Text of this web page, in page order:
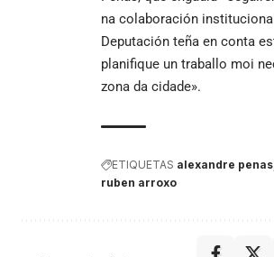
na colaboración
Deputación teña en conta
planifique un traballo moi
zona da cidade».
ETIQUETAS alexandre penas
ruben arroxo